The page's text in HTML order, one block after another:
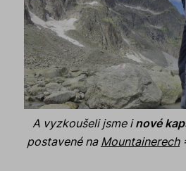
A vyzkoušeli jsme inové
postavené na Mountainerech